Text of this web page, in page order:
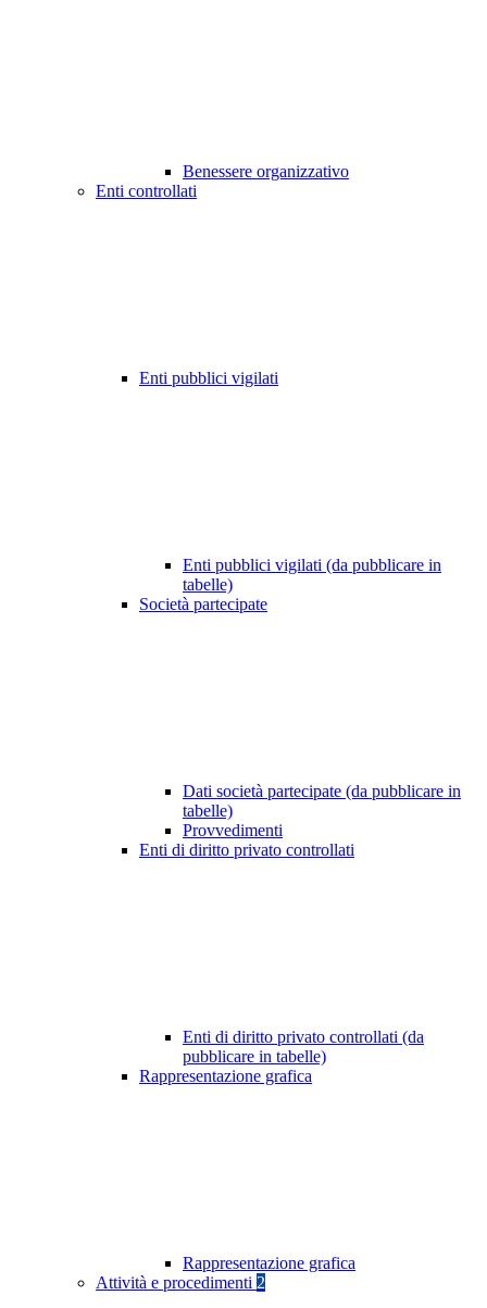
Benessere organizzativo
Enti controllati
Enti pubblici vigilati
Enti pubblici vigilati (da pubblicare in
tabelle)
Società partecipate
Dati società partecipate (da pubblicare in
tabelle)
Provvedimenti
Enti di diritto privato controllati
Enti di diritto privato controllati (da
pubblicare in tabelle)
Rappresentazione grafica
Rappresentazione grafica
Attività e procedimenti 2